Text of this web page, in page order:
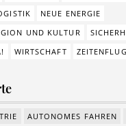
NEUE ENERGIE
UND KULTUR
WIRTSCHAFT ZEITENFLUG
AUTONOMES FAHREN